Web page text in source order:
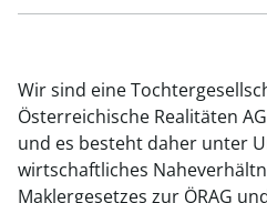
Wir sind eine
Österreichische Realitäten
und es besteht daher unter
wirtschaftliches
Maklergesetzes zur ÖRAG